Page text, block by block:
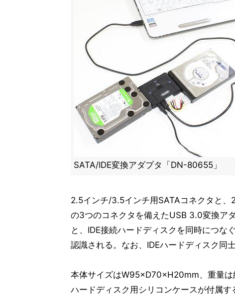
SATA/IDE変換アダプタ「DN-80655」
2.5インチ/3.5インチ用SATAコネクタと、
の3つのコネクタを備えたUSB 3.0変換ア
と、IDE接続ハードディスクを同時につな
認識される。なお、IDEハードディスク同
本体サイズはW95×D70×H20mm、重量は
ハードディスク用シリコンケースが付属す